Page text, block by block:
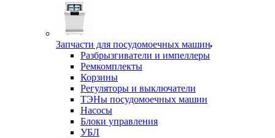
Запчасти для посудомоечных машин
Разбрызгиватели и импеллеры
Ремкомплекты
Корзины
Регуляторы и выключатели
ТЭНы посудомоечных машин
Насосы
Блоки управления
УБЛ